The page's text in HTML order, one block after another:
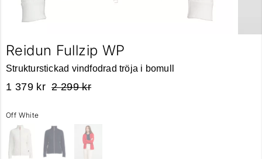
Reidun Fullzip WP
Strukturstickad vindfodrad tröja i bomull
1 379 kr 2 299 kr
Off White